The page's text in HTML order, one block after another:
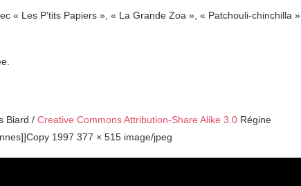
« Les P’tits Papiers », « La Grande Zoa », « Patchouli-chinchilla »
Biard / Creative Commons Attribution-Share Alike 3.0 Régine
1997 377 × 515 image/jpeg